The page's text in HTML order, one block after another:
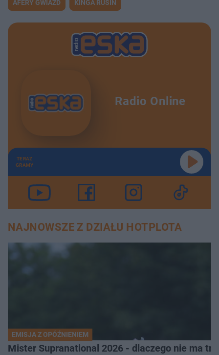
AFERY GWIAZD KINGA RUSIN
Radio Online
TERAZ
GRAMY
NAJNOWSZE Z DZIAŁU HOTPLOTA
EMISJA Z OPÓŹNIENIEM
Mister Supranational 2026 - dlaczego nie ma